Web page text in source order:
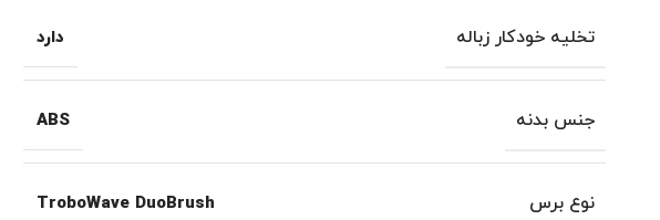
تخلیه خودکار زباله دارد
جنس بدنه ABS
نوع برس TroboWave DuoBrush